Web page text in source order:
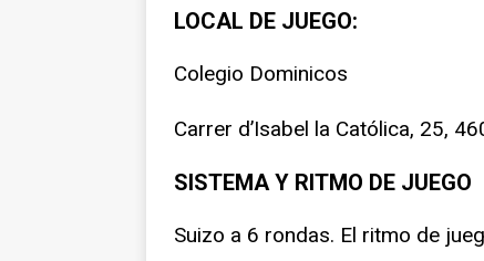
LOCAL DE JUEGO:
Colegio Dominicos
Carrer d’Isabel la Católica, 25,
SISTEMA Y RITMO DE JUEGO
Suizo a 6 rondas. El ritmo de